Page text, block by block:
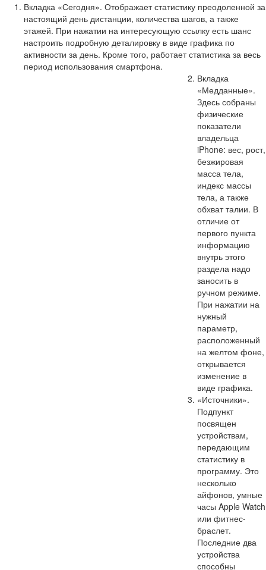
Вкладка «Сегодня». Отображает статистику преодоленной за
настоящий день дистанции, количества шагов, а также
этажей. При нажатии на интересующую ссылку есть шанс
настроить подробную деталировку в виде графика по
активности за день. Кроме того, работает статистика за весь
период использования смартфона.
Вкладка
«Медданные».
Здесь собраны
физические
показатели
владельца
iPhone: вес, рост,
безжировая
масса тела,
индекс массы
тела, а также
обхват талии. В
отличие от
первого пункта
информацию
внутрь этого
раздела надо
заносить в
ручном режиме.
При нажатии на
нужный
параметр,
расположенный
на желтом фоне,
открывается
изменение в
виде графика.
«Источники».
Подпункт
посвящен
устройствам,
передающим
статистику в
программу. Это
несколько
айфонов, умные
часы Apple Watch
или фитнес-
браслет.
Последние два
устройства
способны